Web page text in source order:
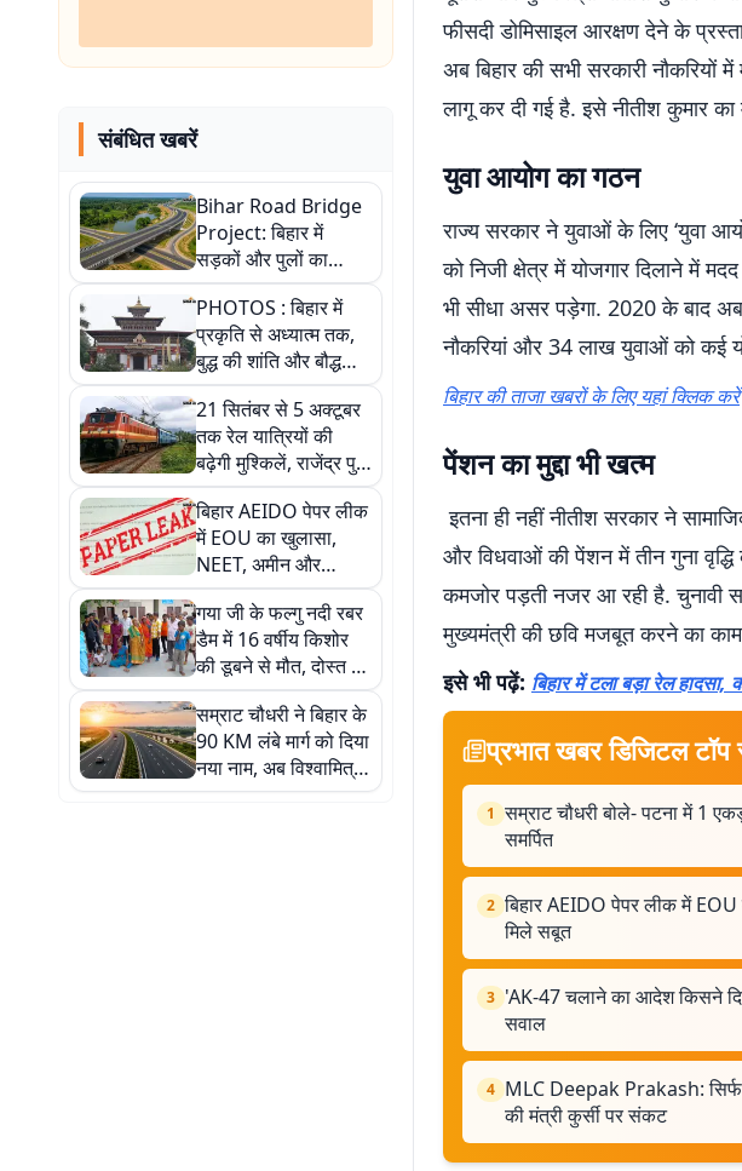
संबंधित खबरें
Bihar Road Bridge
Project: बिहार में
सड़कों और पुलों का
बिछेगा जाल, नाबार्ड देगा
21000 करोड़ का फंड
PHOTOS : बिहार में
प्रकृति से अध्यात्म तक,
बुद्ध की शांति और बौद्ध
संस्कृति के रंगों में सजा
खूबसूरत शहर बोधगया
21 सितंबर से 5 अक्टूबर
तक रेल यात्रियों की
बढ़ेगी मुश्किलें, राजेंद्र पुल
और सिमरिया में काम के
कारण कई ट्रेनें रद्द और
डायवर्ट
बिहार AEIDO पेपर लीक
में EOU का खुलासा,
NEET, अमीन और
सिपाही भर्ती में भी सेटिंग
के मिले सबूत
गया जी के फल्गु नदी रबर
डैम में 16 वर्षीय किशोर
की डूबने से मौत, दोस्त को
बचाने के दौरान हुआ
हादसा
सम्राट चौधरी ने बिहार के
90 KM लंबे मार्ग को दिया
नया नाम, अब विश्वामित्र
पथ से होगी पहचान
फीसदी डोमिसाइल आरक्षण देने के
अब बिहार की सभी सरकारी नौकरियों
लागू कर दी गई है. इसे नीतीश कुमार का
युवा आयोग का गठन
राज्य सरकार ने युवाओं के लिए ‘युवा
को निजी क्षेत्र में योजगार दिलाने में
भी सीधा असर पड़ेगा. 2020 के बाद
नौकरियां और 34 लाख युवाओं को कई
बिहार की ताजा खबरों के लिए यहां क्लिक करें
पेंशन का मुद्दा भी खत्म
इतना ही नहीं नीतीश सरकार ने
और विधवाओं की पेंशन में तीन गुना
कमजोर पड़ती नजर आ रही है. चुनावी
मुख्यमंत्री की छवि मजबूत करने का
इसे भी पढ़ें: बिहार में टला बड़ा रेल
प्रभात खबर डिजिटल टॉप
1 सम्राट चौधरी बोले- पटना में 1
समर्पित
2 बिहार AEIDO पेपर लीक में EOU
मिले सबूत
3 'AK-47 चलाने का आदेश किसने
सवाल
4 MLC Deepak Prakash:
की मंत्री कुर्सी पर संकट